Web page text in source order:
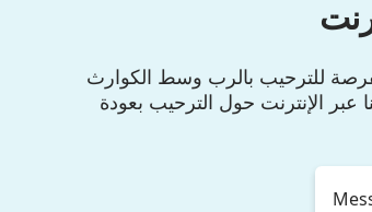
الشيطان وطرحه في الهاوية
لا تنتمي إليه إلى أشياء إيجابية
تفهموا هذا وتتجنبوا تبسيط الأمور
هو بدلًا من ذلك يغيَّر كل الأشياء التي
للترحيب بالرب وسط الكوارث
عبر الإنترنت حول الترحيب بعودة